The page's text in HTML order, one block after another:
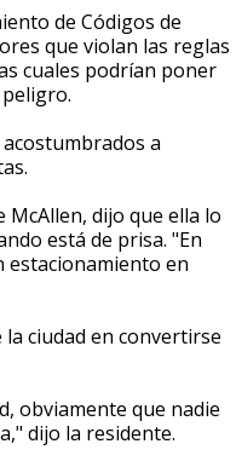
de Códigos de
que violan las reglas
cuales podrían poner
a
McAllen, dijo que ella lo
está de prisa. "En
estacionamiento en
ciudad en convertirse
obviamente que nadie
dijo la residente.